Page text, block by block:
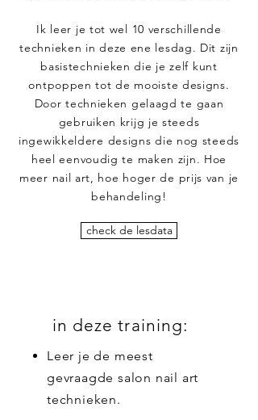
Ik leer je tot wel 10 verschillende
technieken in deze ene lesdag. Dit zijn
basistechnieken die je zelf kunt
ontpoppen tot de mooiste designs.
Door technieken gelaagd te gaan
gebruiken krijg je steeds
ingewikkeldere designs die nog steeds
heel eenvoudig te maken zijn. Hoe
meer nail art, hoe hoger de prijs van je
behandeling!
check de lesdata
in deze training:
Leer je de meest
gevraagde salon nail art
technieken.